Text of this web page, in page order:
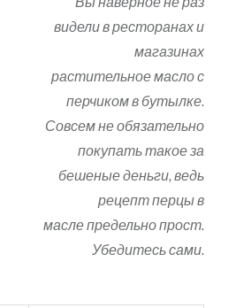
видели в ресторанах и
магазинах
растительное масло с
перчиком в бутылке.
Совсем не обязательно
покупать такое за
бешеные деньги, ведь
рецепт перцы в
масле предельно прост.
Убедитесь сами.